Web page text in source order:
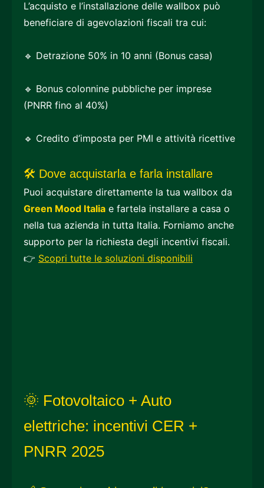
L’acquisto e l’installazione delle wallbox può
beneficiare di agevolazioni fiscali tra cui:
🔹 Detrazione 50% in 10 anni (Bonus casa)
🔹 Bonus colonnine pubbliche per imprese
(PNRR fino al 40%)
🔹 Credito d’imposta per PMI e attività ricettive
🛠️ Dove acquistarla e farla installare
Puoi acquistare direttamente la tua wallbox da
Green Mood Italia e fartela installare a casa o
nella tua azienda in tutta Italia. Forniamo anche
supporto per la richiesta degli incentivi fiscali.
👉 Scopri tutte le soluzioni disponibili
🌞 Fotovoltaico + Auto
elettriche: incentivi CER +
PNRR 2025